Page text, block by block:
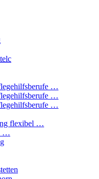
telc
…
…
…
flexibel …
…